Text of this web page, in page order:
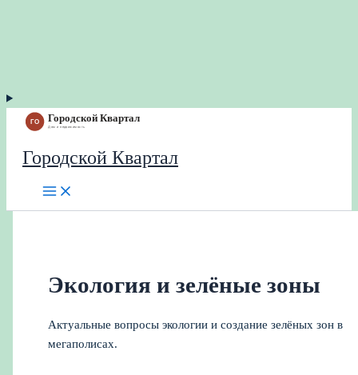
Городской Квартал
Экология и зелёные зоны
Актуальные вопросы экологии и создание зелёных зон в
мегаполисах.